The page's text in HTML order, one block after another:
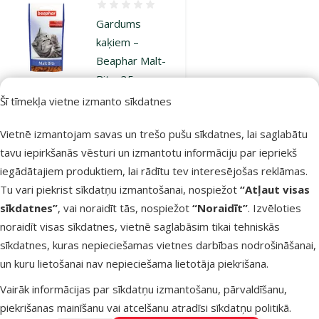
Šī tīmekļa vietne izmanto sīkdatnes
Vietnē izmantojam savas un trešo pušu sīkdatnes, lai saglabātu
tavu iepirkšanās vēsturi un izmantotu informāciju par iepriekš
iegādātajiem produktiem, lai rādītu tev interesējošas reklāmas.
Tu vari piekrist sīkdatņu izmantošanai, nospiežot “Atļaut visas
sīkdatnes”, vai noraidīt tās, nospiežot “Noraidīt”. Izvēloties
noraidīt visas sīkdatnes, vietnē saglabāsim tikai tehniskās
sīkdatnes, kuras nepieciešamas vietnes darbības nodrošināšanai,
un kuru lietošanai nav nepieciešama lietotāja piekrišana.
Vairāk informācijas par sīkdatņu izmantošanu, pārvaldīšanu,
piekrišanas mainīšanu vai atcelšanu atradīsi sīkdatņu politikā.
Gardums
kaķiem –
Beaphar Malt-
Bits, 35 g
Oriģinālā cena
3,49 € Atlaide
Izdevīgi 🛍️
Noliktavā Pievienot grozam
Gardums
kaķiem –
Beaphar Vit-
Atsauksmes 0%